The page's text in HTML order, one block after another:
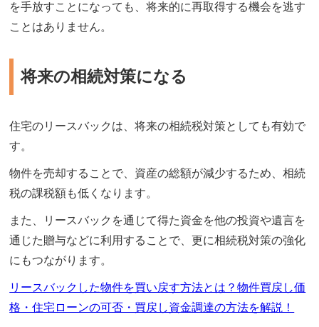
を手放すことになっても、将来的に再取得する機会を逃す
ことはありません。
将来の相続対策になる
住宅のリースバックは、将来の相続税対策としても有効で
す。
物件を売却することで、資産の総額が減少するため、相続
税の課税額も低くなります。
また、リースバックを通じて得た資金を他の投資や遺言を
通じた贈与などに利用することで、更に相続税対策の強化
にもつながります。
リースバックした物件を買い戻す方法とは？物件買戻し価
格・住宅ローンの可否・買戻し資金調達の方法を解説！